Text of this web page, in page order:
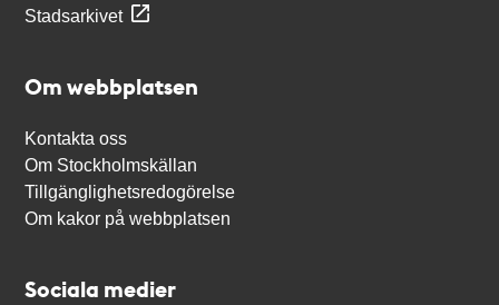
Stadsarkivet
Om webbplatsen
Kontakta oss
Om Stockholmskällan
Tillgänglighetsredogörelse
Om kakor på webbplatsen
Sociala medier